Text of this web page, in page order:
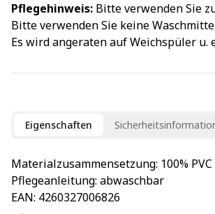
Pflegehinweis: Bitte verwenden Sie
Bitte verwenden Sie keine
Es wird angeraten auf Weichspüler u.
Eigenschaften
Materialzusammensetzung: 100% PVC
Pflegeanleitung: abwaschbar
EAN: 4260327006826